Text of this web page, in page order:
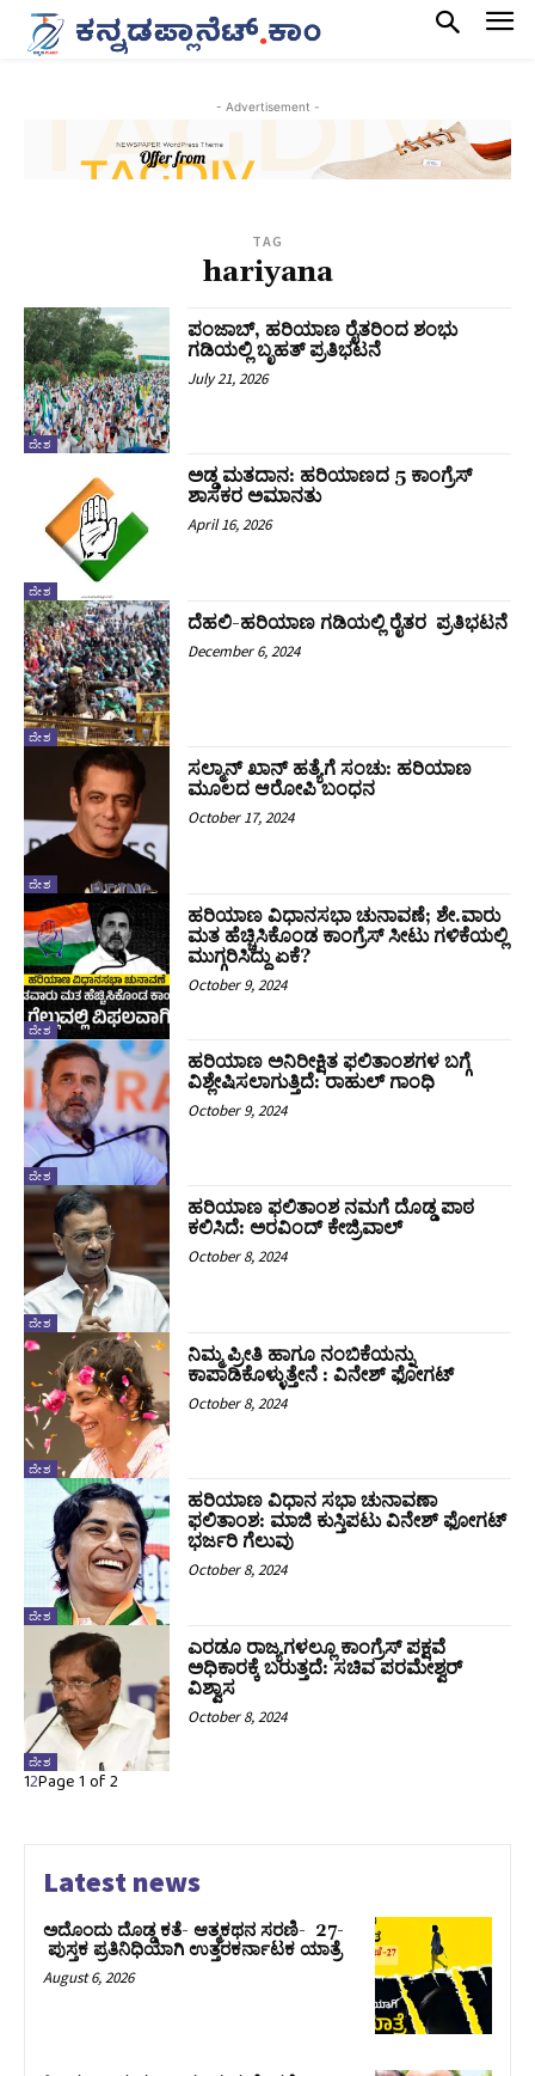
- Advertisement -
TAG
hariyana
ದೇಶ
ಪಂಜಾಬ್‌, ಹರಿಯಾಣ ರೈತರಿಂದ ಶಂಭು
ಗಡಿಯಲ್ಲಿ ಬೃಹತ್‌ ಪ್ರತಿಭಟನೆ
July 21, 2026
ದೇಶ
ಅಡ್ಡ ಮತದಾನ: ಹರಿಯಾಣದ 5 ಕಾಂಗ್ರೆಸ್‌
ಶಾಸಕರ ಅಮಾನತು
April 16, 2026
ದೇಶ
ದೆಹಲಿ-ಹರಿಯಾಣ ಗಡಿಯಲ್ಲಿ ರೈತರ ಪ್ರತಿಭಟನೆ
December 6, 2024
ದೇಶ
ಸಲ್ಮಾನ್ ಖಾನ್ ಹತ್ಯೆಗೆ ಸಂಚು: ಹರಿಯಾಣ
ಮೂಲದ ಆರೋಪಿ ಬಂಧನ
October 17, 2024
ದೇಶ
ಹರಿಯಾಣ ವಿಧಾನಸಭಾ ಚುನಾವಣೆ; ಶೇ.ವಾರು
ಮತ ಹೆಚ್ಚಿಸಿಕೊಂಡ ಕಾಂಗ್ರೆಸ್ ಸೀಟು ಗಳಿಕೆಯಲ್ಲಿ
ಮುಗ್ಗರಿಸಿದ್ದು ಏಕೆ?
October 9, 2024
ದೇಶ
ಹರಿಯಾಣ ಅನಿರೀಕ್ಷಿತ ಫಲಿತಾಂಶಗಳ ಬಗ್ಗೆ
ವಿಶ್ಲೇಷಿಸಲಾಗುತ್ತಿದೆ: ರಾಹುಲ್ ಗಾಂಧಿ
October 9, 2024
ದೇಶ
ಹರಿಯಾಣ ಫಲಿತಾಂಶ ನಮಗೆ ದೊಡ್ಡ ಪಾಠ
ಕಲಿಸಿದೆ: ಅರವಿಂದ್ ಕೇಜ್ರಿವಾಲ್
October 8, 2024
ದೇಶ
ನಿಮ್ಮ ಪ್ರೀತಿ ಹಾಗೂ ನಂಬಿಕೆಯನ್ನು
ಕಾಪಾಡಿಕೊಳ್ಳುತ್ತೇನೆ : ವಿನೇಶ್ ಫೋಗಟ್
October 8, 2024
ದೇಶ
ಹರಿಯಾಣ ವಿಧಾನ ಸಭಾ ಚುನಾವಣಾ
ಫಲಿತಾಂಶ: ಮಾಜಿ ಕುಸ್ತಿಪಟು ವಿನೇಶ್‌ ಫೋಗಟ್‌
ಭರ್ಜರಿ ಗೆಲುವು
October 8, 2024
ದೇಶ
ಎರಡೂ ರಾಜ್ಯಗಳಲ್ಲೂ ಕಾಂಗ್ರೆಸ್ ಪಕ್ಷವೆ
ಅಧಿಕಾರಕ್ಕೆ ಬರುತ್ತದೆ: ಸಚಿವ ಪರಮೇಶ್ವರ್
ವಿಶ್ವಾಸ
October 8, 2024
12Page 1 of 2
Latest news
ಅದೊಂದು ದೊಡ್ಡ ಕತೆ- ಆತ್ಮಕಥನ ಸರಣಿ- 27-
ಪುಸ್ತಕ ಪ್ರತಿನಿಧಿಯಾಗಿ ಉತ್ತರಕರ್ನಾಟಕ ಯಾತ್ರೆ
August 6, 2026